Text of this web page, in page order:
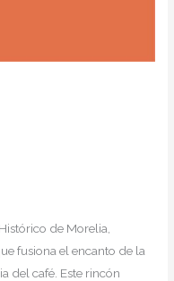
de Morelia,
fusiona el encanto de la
del café. Este rincón